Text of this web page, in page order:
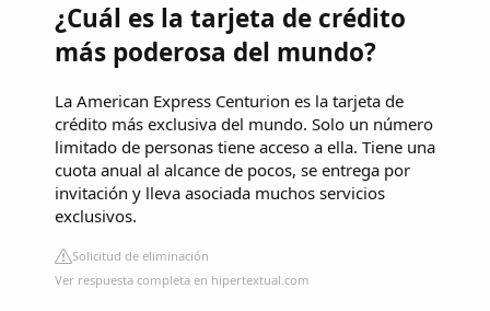
¿Cuál es la tarjeta de crédito
más poderosa del mundo?
La American Express Centurion es la tarjeta de
crédito más exclusiva del mundo. Solo un número
limitado de personas tiene acceso a ella. Tiene una
cuota anual al alcance de pocos, se entrega por
invitación y lleva asociada muchos servicios
exclusivos.
Solicitud de eliminación
Ver respuesta completa en hipertextual.com